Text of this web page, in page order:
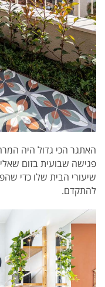
האתגר הכי גדול היה
פגישה שבועית בזום
שיעורי הבית שלו כדי
להתקדם.